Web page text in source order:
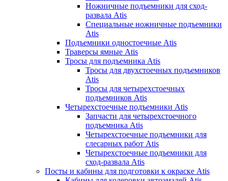
Ножничные подъемники для сход-
развала Atis
Специальные ножничные подъемники
Atis
Подъемники одностоечные Atis
Траверсы ямные Atis
Тросы для подъемника Atis
Тросы для двухстоечных подъемников
Atis
Тросы для четырехстоечных
подъемников Atis
Четырехстоечные подъемники Atis
Запчасти для четырехстоечного
подъемника Atis
Четырехстоечные подъемники для
слесарных работ Atis
Четырехстоечные подъемники для
сход-развала Atis
Посты и кабины для подготовки к окраске Atis